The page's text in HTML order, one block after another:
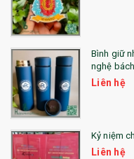
Bình giữ
nghệ
Liên hệ
Kỷ niệm
Liên hệ